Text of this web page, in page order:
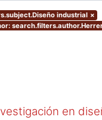
industrial ×
en